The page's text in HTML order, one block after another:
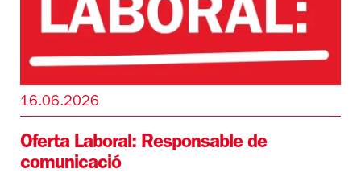
16.06.2026
Oferta Laboral: Responsable de
comunicació